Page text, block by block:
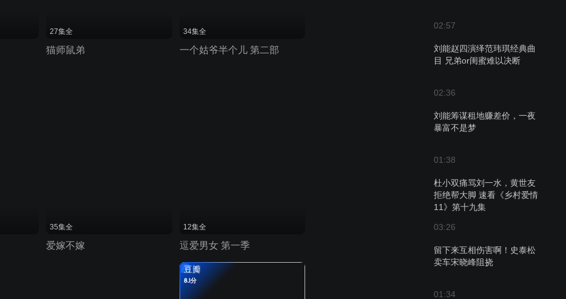
02:57
刘能赵四演绎范玮琪经典曲
目 兄弟or闺蜜难以决断
02:36
刘能筹谋租地赚差价，一夜
暴富不是梦
01:38
杜小双痛骂刘一水，黄世友
拒绝帮大脚 速看《乡村爱情
11》第十九集
03:26
留下来互相伤害啊！史泰松
卖车宋晓峰阻挠
01:34
27集全
猫师鼠弟
34集全
一个姑爷半个儿 第二部
35集全
爱嫁不嫁
12集全
逗爱男女 第一季
豆瓣
8.1分